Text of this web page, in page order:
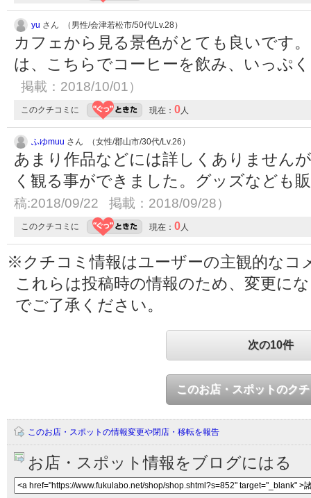
yu さん （男性/会津若松市/50代/Lv.28）
カフェから見る景色がとても良いです
は、こちらでコーヒーを飲み、いっぷ
掲載：2018/10/01）
このクチコミに 現在： 0人
ふゆmuu さん （女性/郡山市/30代/Lv.26）
あまり作品などには詳しくありません
く観る事ができました。グッズなども
稿:2018/09/22 掲載：2018/09/28）
このクチコミに 現在： 0人
※クチコミ情報はユーザーの主観的なコ
これらは投稿時の情報のため、変更に
でご了承ください。
次の10件
このお店・スポットのク
このお店・スポットの情報変更や閉店・移転を報告
お店・スポット情報をブログにはる